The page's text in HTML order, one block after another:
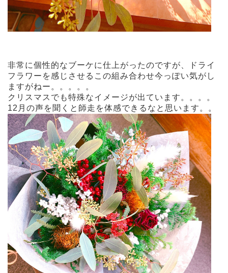
非常に個性的なブーケに仕上がったのですが、ドライ
フラワーを感じさせるこの組み合わせ今っぽい気がし
ますがねー。。。。。
クリスマスでも特殊なイメージが出ています。。。。
12月の声を聞くと師走を体感できるなと思います。。